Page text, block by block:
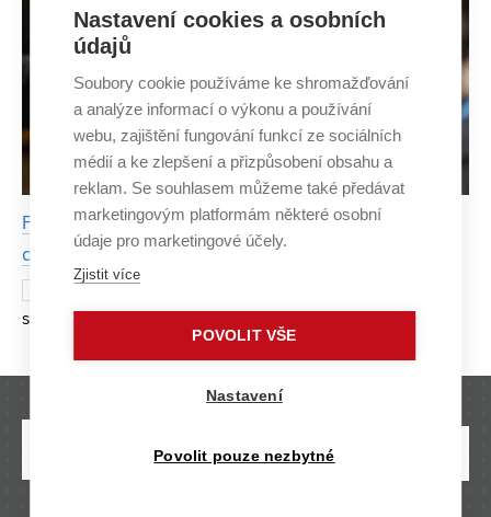
Fulbrightovo stipendium otevřelo studentovi FEKT
dveře na americkou univerzitu
studentů z České republiky obdržel prestižní Fulbrightovo
americké Johns Hopkins University se bude půl roku
Nastavení cookies a osobních
údajů
Soubory cookie používáme ke shromažďování
a analýze informací o výkonu a používání
webu, zajištění fungování funkcí ze sociálních
médií a ke zlepšení a přizpůsobení obsahu a
reklam. Se souhlasem můžeme také předávat
marketingovým platformám některé osobní
údaje pro marketingové účely.
Zjistit více
POVOLIT VŠE
Nastavení
Povolit pouze nezbytné